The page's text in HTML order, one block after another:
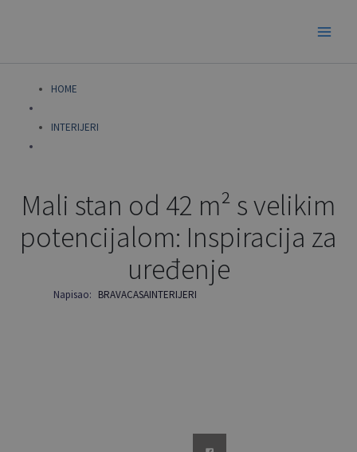
HOME
INTERIJERI
Mali stan od 42 m² s velikim
potencijalom: Inspiracija za
uređenje
Napisao: BRAVACASAINTERIJERI